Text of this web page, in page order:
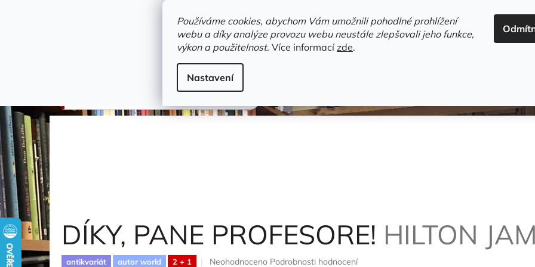
Používáme cookies, abychom Vám umožnili pohodlné prohlížení
webu a díky analýze provozu webu neustále zlepšovali jeho funkce,
výkon a použitelnost. Více informacízde.
Nastavení
HLEDAT
Novinky Trvalky a bestsellery
DÍKY, PANE PROFESORE!Hilton James
DÍKY, PANE PROFESORE! HILTON
antikvariát autor world 2 + 1
Průměrné
Neohodnoceno Podrobnosti hodnocení